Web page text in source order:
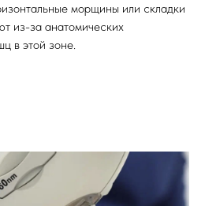
морщины или складки
из-за анатомических
в этой зоне.